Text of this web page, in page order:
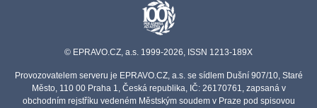
© EPRAVO.CZ, a.s. 1999-2026, ISSN 1213-189X
Provozovatelem serveru je EPRAVO.CZ, a.s. se sídlem Dušní 907/10, Staré
Město, 110 00 Praha 1, Česká republika, IČ: 26170761, zapsaná v
obchodním rejstříku vedeném Městským soudem v Praze pod spisovou